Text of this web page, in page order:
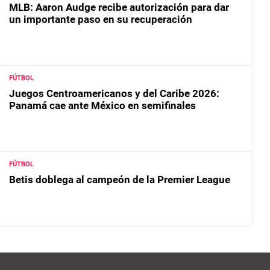
MLB: Aaron Audge recibe autorización para dar
un importante paso en su recuperación
FÚTBOL
Juegos Centroamericanos y del Caribe 2026:
Panamá cae ante México en semifinales
FÚTBOL
Betis doblega al campeón de la Premier League